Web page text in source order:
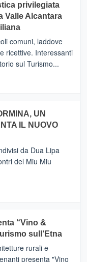
privilegiata
Valle Alcantara
comuni, laddove
ricettive. Interessanti
sul Turismo...
UN
IL NUOVO
da Dua Lipa
del Miu Miu
“Vino &
sull’Etna
rurali e
presenta "Vino